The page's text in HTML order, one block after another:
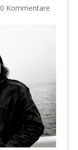
0 Kommentare